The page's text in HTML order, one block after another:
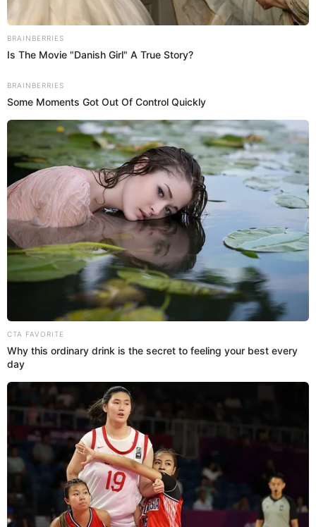
25 Dic 2025 | 18:37 h
Tottus enloquece y remata electrodomésticos
desde los S/79: así puedes comprar estas ofertas